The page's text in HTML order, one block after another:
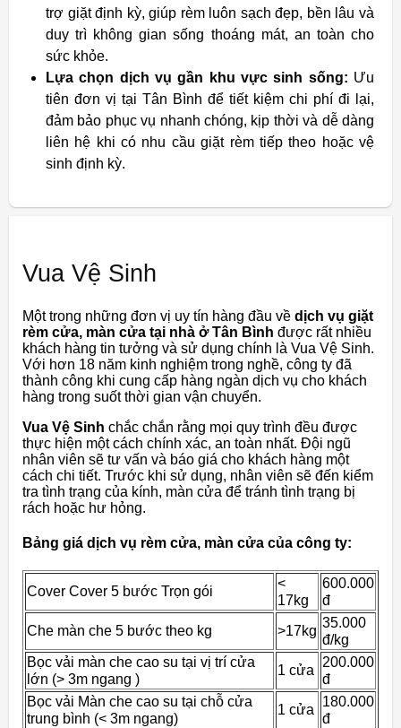
trợ giặt định kỳ, giúp rèm luôn sạch đẹp, bền lâu và
duy trì không gian sống thoáng mát, an toàn cho
sức khỏe.
Lựa chọn dịch vụ gần khu vực sinh sống: Ưu
tiên đơn vị tại Tân Bình để tiết kiệm chi phí đi lại,
đảm bảo phục vụ nhanh chóng, kịp thời và dễ dàng
liên hệ khi có nhu cầu giặt rèm tiếp theo hoặc vệ
sinh định kỳ.
Vua Vệ Sinh
Một trong những đơn vị uy tín hàng đầu về dịch vụ giặt
rèm cửa, màn cửa tại nhà ở Tân Bình được rất nhiều
khách hàng tin tưởng và sử dụng chính là Vua Vệ Sinh.
Với hơn 18 năm kinh nghiệm trong nghề, công ty đã
thành công khi cung cấp hàng ngàn dịch vụ cho khách
hàng trong suốt thời gian vận chuyển.
Vua Vệ Sinh chắc chắn rằng mọi quy trình đều được
thực hiện một cách chính xác, an toàn nhất. Đội ngũ
nhân viên sẽ tư vấn và báo giá cho khách hàng một
cách chi tiết. Trước khi sử dụng, nhân viên sẽ đến kiểm
tra tình trạng của kính, màn cửa để tránh tình trạng bị
rách hoặc hư hỏng.
Bảng giá dịch vụ rèm cửa, màn cửa của công ty:
Cover Cover 5 bước Trọn gói
<
17kg
600.000
đ
Che màn che 5 bước theo kg
>17kg
35.000
đ/kg
Bọc vải màn che cao su tại vị trí cửa
lớn (> 3m ngang )
1 cửa
200.000
đ
Bọc vải Màn che cao su tại chỗ cửa
trung bình (< 3m ngang)
1 cửa
180.000
đ